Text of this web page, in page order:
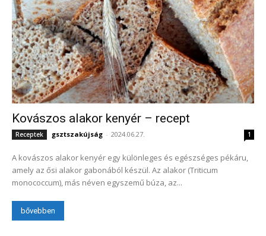
Kovászos alakor kenyér – recept
Receptek gsztszakújság - 2024.06.27. 1
A kovászos alakor kenyér egy különleges és egészséges pékáru,
amely az ősi alakor gabonából készül. Az alakor (Triticum
monococcum), más néven egyszemű búza, az...
bővebben